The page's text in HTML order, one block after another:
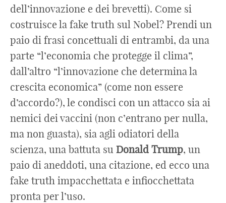
dell’innovazione e dei brevetti). Come si
costruisce la fake truth sul Nobel? Prendi un
paio di frasi concettuali di entrambi, da una
parte “l’economia che protegge il clima”,
dall’altro “l’innovazione che determina la
crescita economica” (come non essere
d’accordo?), le condisci con un attacco sia ai
nemici dei vaccini (non c’entrano per nulla,
ma non guasta), sia agli odiatori della
scienza, una battuta su Donald Trump, un
paio di aneddoti, una citazione, ed ecco una
fake truth impacchettata e infiocchettata
pronta per l’uso.